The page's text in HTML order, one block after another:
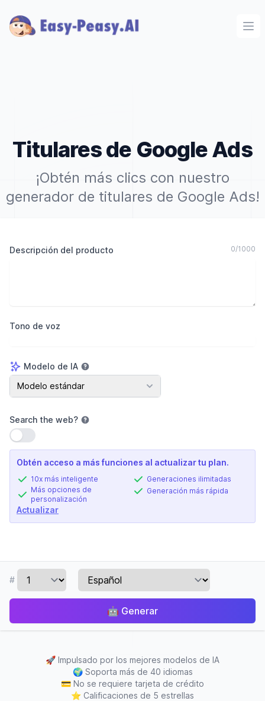
Titulares de Google Ads
¡Obtén más clics con nuestro
generador de titulares de Google Ads!
Descripción del producto 0/1000
Tono de voz
Modelo de IA
Modelo de IA
Modelo estándar
Search the web?
Usar configuración
Obtén acceso a más funciones al actualizar tu plan.
10x más inteligente
Más opciones de
personalización
Generaciones ilimitadas
Generación más rápida
Actualizar
#
🤖 Generar
🚀 Impulsado por los mejores modelos de IA
🌍 Soporta más de 40 idiomas
💳 No se requiere tarjeta de crédito
⭐ Calificaciones de 5 estrellas